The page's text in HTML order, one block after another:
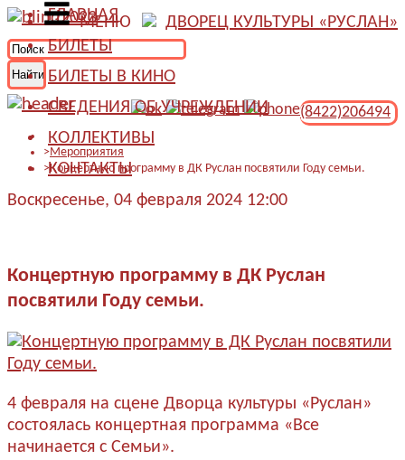
ГЛАВНАЯ
БИЛЕТЫ
БИЛЕТЫ В КИНО
СВЕДЕНИЯ ОБ УЧРЕЖДЕНИИ
КОЛЛЕКТИВЫ
КОНТАКТЫ
МЕНЮ ДВОРЕЦ КУЛЬТУРЫ «РУСЛАН»
(8422)206494
Мероприятия
Концертную программу в ДК Руслан посвятили Году семьи.
Воскресенье, 04 февраля 2024 12:00
Концертную программу в ДК Руслан
посвятили Году семьи.
4 февраля на сцене Дворца культуры «Руслан»
состоялась концертная программа «Все
начинается с Семьи».